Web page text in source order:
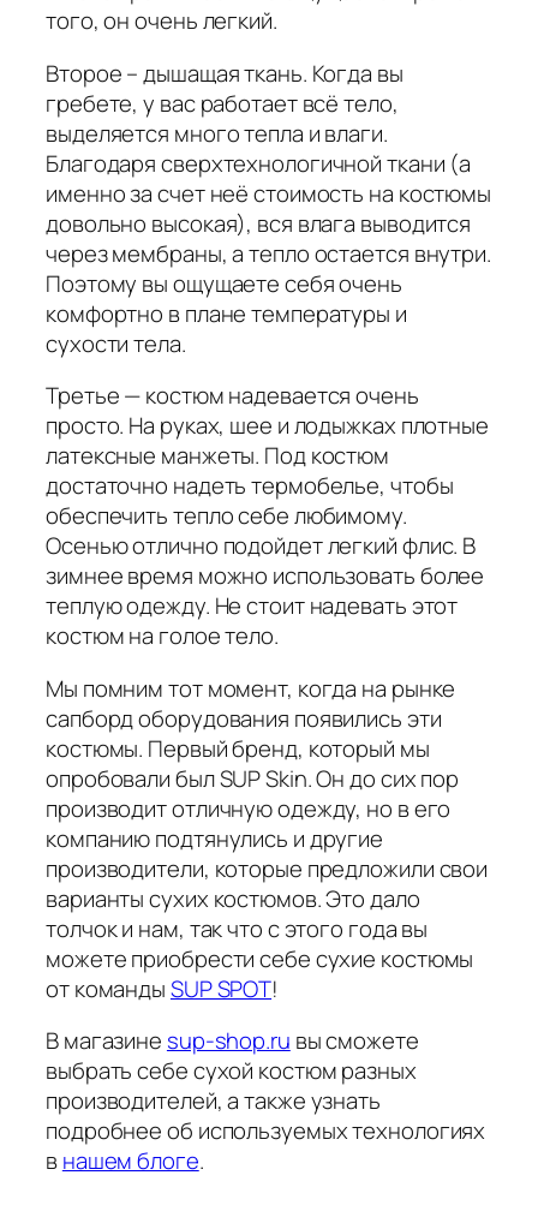
того, он очень легкий.
Второе – дышащая ткань. Когда вы
гребете, у вас работает всё тело,
выделяется много тепла и влаги.
Благодаря сверхтехнологичной ткани (а
именно за счет неё стоимость на костюмы
довольно высокая), вся влага выводится
через мембраны, а тепло остается внутри.
Поэтому вы ощущаете себя очень
комфортно в плане температуры и
сухости тела.
Третье — костюм надевается очень
просто. На руках, шее и лодыжках плотные
латексные манжеты. Под костюм
достаточно надеть термобелье, чтобы
обеспечить тепло себе любимому.
Осенью отлично подойдет легкий флис. В
зимнее время можно использовать более
теплую одежду. Не стоит надевать этот
костюм на голое тело.
Мы помним тот момент, когда на рынке
сапборд оборудования появились эти
костюмы. Первый бренд, который мы
опробовали был SUP Skin. Он до сих пор
производит отличную одежду, но в его
компанию подтянулись и другие
производители, которые предложили свои
варианты сухих костюмов. Это дало
толчок и нам, так что с этого года вы
можете приобрести себе сухие костюмы
от командыSUP SPOT!
В магазине sup-shop.ru вы сможете
выбрать себе сухой костюм разных
производителей, а также узнать
подробнее об используемых технологиях
внашем блоге.